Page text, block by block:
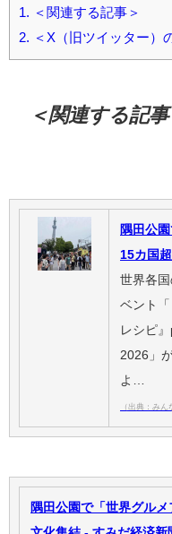
1. ＜関連する記事＞
2. ＜X（旧ツイッター）
＜関連する記事
隅田公
15カ国
世界各
ベント
レシピ
2026」
よ…
（出典：みん
隅田公園で「世界グル